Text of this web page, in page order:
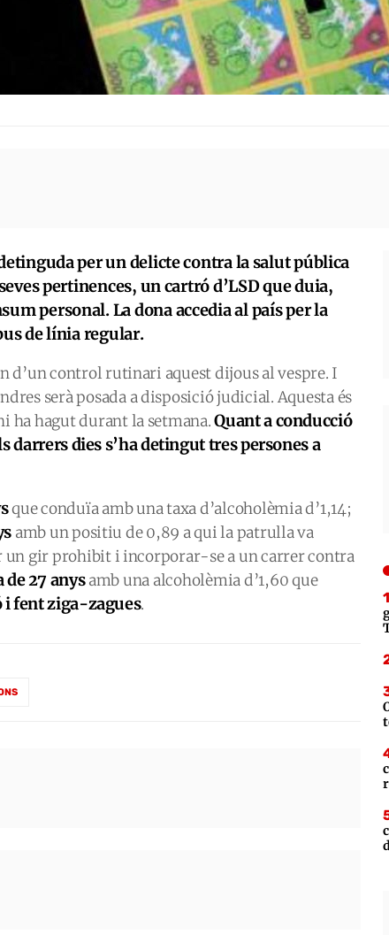
per un delicte contra la salut pública
pertinences, un cartró d’LSD que duia,
personal. La dona accedia al país per la
de línia regular.
d’un control rutinari aquest dijous al vespre. I
serà posada a disposició judicial. Aquesta és
ha hagut durant la setmana.Quant a conducció
darrers dies s’ha detingut tres persones a
que conduïa amb una taxa d’alcoholèmia d’1,14;
amb un positiu de 0,89 a qui la patrulla va
un gir prohibit i incorporar-se a un carrer contra
de 27 anysamb una alcoholèmia d’1,60 que
i fent ziga-zagues.